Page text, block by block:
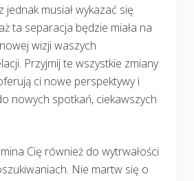
jednak musiał wykazać się
ta separacja będzie miała na
wizji waszych
Przyjmij te wszystkie zmiany
ci nowe perspektywy i
nowych spotkań, ciekawszych
Cię również do wytrwałości
Nie martw się o